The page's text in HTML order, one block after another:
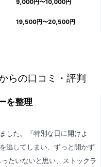
9,000円〜10,000円
19,500円〜20,500円
らの口コミ・評判
を整理
した。『特別な日に開けよ
逃してしまい、ずっと開かず
たいないと思い、ストックラ